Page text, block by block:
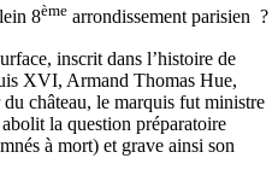
8ème arrondissement parisien ?
inscrit dans l’histoire de
XVI, Armand Thomas Hue,
château, le marquis fut ministre
la question préparatoire
à mort) et grave ainsi son